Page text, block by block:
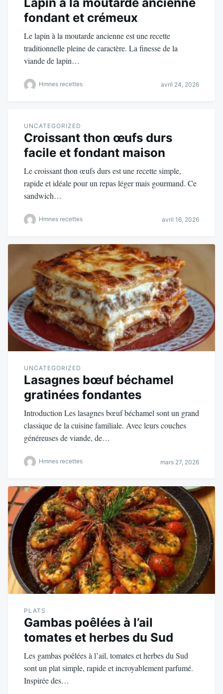
fondant et crémeux
Le lapin à la moutarde ancienne est une recette
traditionnelle pleine de caractère. La finesse de la
viande de lapin…
Hmnes recettes avril 24, 2026
UNCATEGORIZED
Croissant thon œufs durs
facile et fondant maison
Le croissant thon œufs durs est une recette simple,
rapide et idéale pour un repas léger mais gourmand. Ce
sandwich…
Hmnes recettes avril 16, 2026
UNCATEGORIZED
Lasagnes bœuf béchamel
gratinées fondantes
Introduction Les lasagnes bœuf béchamel sont un grand
classique de la cuisine familiale. Avec leurs couches
généreuses de viande, de…
Hmnes recettes mars 27, 2026
PLATS
Gambas poêlées à l’ail
tomates et herbes du Sud
Les gambas poêlées à l’ail, tomates et herbes du Sud
sont un plat simple, rapide et incroyablement parfumé.
Inspirée des…